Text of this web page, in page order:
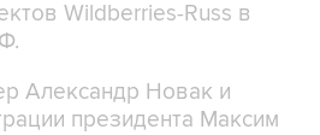
Wildberries-Russ в
Александр Новак и
президента Максим